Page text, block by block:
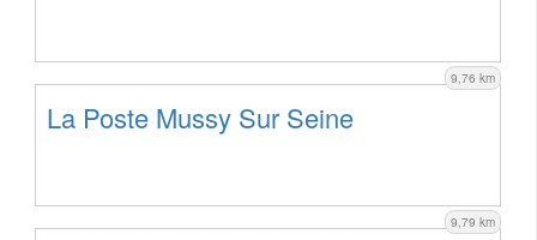
9,76 km
La Poste Mussy Sur Seine
9,79 km